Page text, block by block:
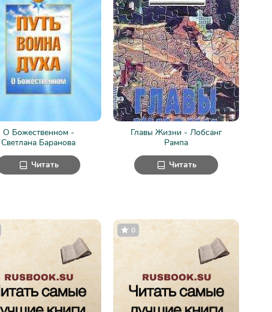
О Божественном -
Светлана Баранова
Читать
Главы Жизни - Лобсанг
Рампа
Читать
0